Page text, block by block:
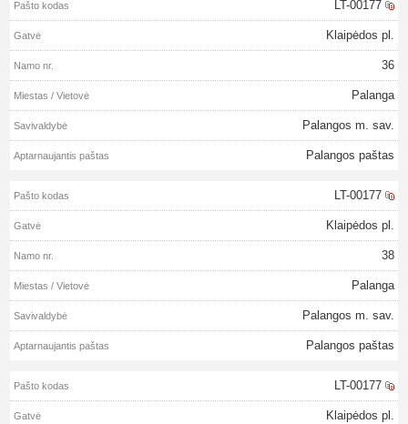
LT-00177
Klaipėdos pl.
36
Palanga
Palangos m. sav.
Palangos paštas
LT-00177
Klaipėdos pl.
38
Palanga
Palangos m. sav.
Palangos paštas
LT-00177
Klaipėdos pl.